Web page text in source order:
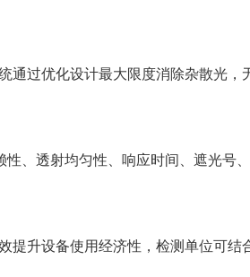
通过优化设计最大限度消除杂散光，
性、透射均匀性、响应时间、遮光号
升设备使用经济性，检测单位可结